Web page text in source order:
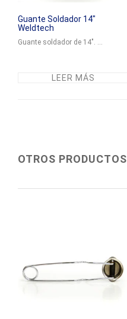
Guante Soldador 14″
Weldtech
Guante soldador de 14". ...
LEER MÁS
OTROS PRODUCTOS